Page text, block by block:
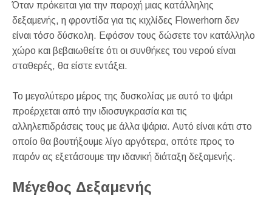
Όταν πρόκειται για την παροχή μιας κατάλληλης
δεξαμενής, η φροντίδα για τις κιχλίδες Flowerhorn δεν
είναι τόσο δύσκολη. Εφόσον τους δώσετε τον κατάλληλο
χώρο και βεβαιωθείτε ότι οι συνθήκες του νερού είναι
σταθερές, θα είστε εντάξει.
Το μεγαλύτερο μέρος της δυσκολίας με αυτό το ψάρι
προέρχεται από την ιδιοσυγκρασία και τις
αλληλεπιδράσεις τους με άλλα ψάρια. Αυτό είναι κάτι στο
οποίο θα βουτήξουμε λίγο αργότερα, οπότε προς το
παρόν ας εξετάσουμε την ιδανική διάταξη δεξαμενής.
Μέγεθος Δεξαμενής